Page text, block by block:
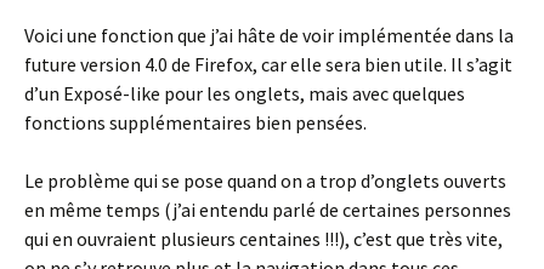
Voici une fonction que j’ai hâte de voir implémentée dans la
future version 4.0 de Firefox, car elle sera bien utile. Il s’agit
d’un Exposé-like pour les onglets, mais avec quelques
fonctions supplémentaires bien pensées.
Le problème qui se pose quand on a trop d’onglets ouverts
en même temps (j’ai entendu parlé de certaines personnes
qui en ouvraient plusieurs centaines !!!), c’est que très vite,